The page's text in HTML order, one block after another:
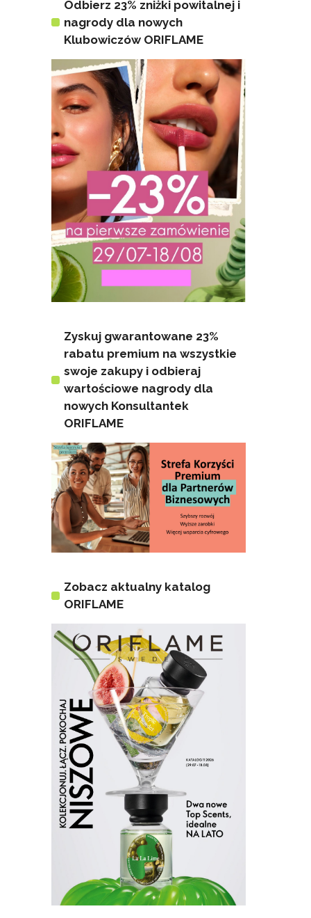
Odbierz 23% zniżki powitalnej i
nagrody dla nowych
Klubowiczów ORIFLAME
Zyskuj gwarantowane 23%
rabatu premium na wszystkie
swoje zakupy i odbieraj
wartościowe nagrody dla
nowych Konsultantek
ORIFLAME
Zobacz aktualny katalog
ORIFLAME